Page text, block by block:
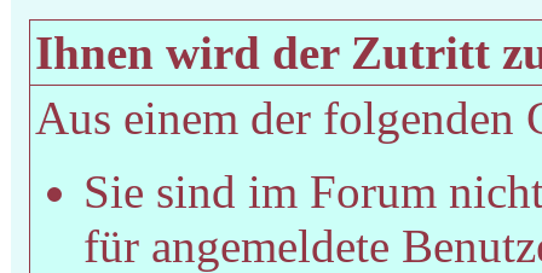
Ihnen wird der Zutritt
Aus einem der folgenden
Sie sind im Forum
für angemeldete